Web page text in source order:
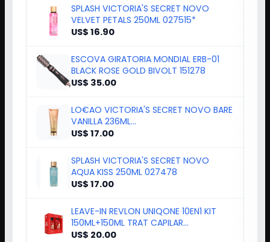
SPLASH VICTORIA'S SECRET NOVO
VELVET PETALS 250ML 027515*
US$ 16.90
ESCOVA GIRATORIA MONDIAL ERB-01
BLACK ROSE GOLD BIVOLT 151278
US$ 35.00
LO€AO VICTORIA'S SECRET NOVO BARE
VANILLA 236ML
894669/027423/605105*
US$ 17.00
SPLASH VICTORIA'S SECRET NOVO
AQUA KISS 250ML 027478
US$ 17.00
LEAVE-IN REVLON UNIQONE 10EN1 KIT
150ML+150ML TRAT CAPILAR
139272/8985
US$ 20.00